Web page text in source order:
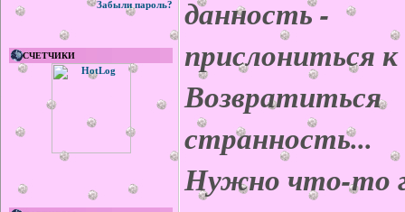
Забыли пароль?
СЧЕТЧИКИ
данность -
прислониться
странность...
Нужно что-то